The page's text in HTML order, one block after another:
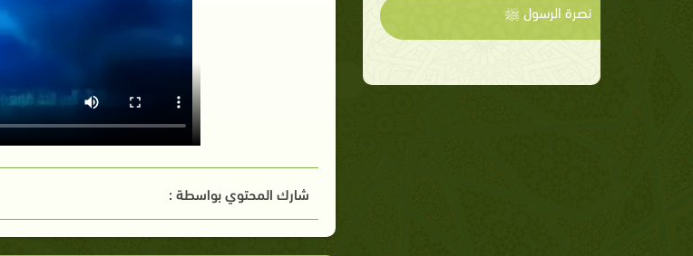
نصرة الرسول ﷺ
شارك المحتوي بواسطة :